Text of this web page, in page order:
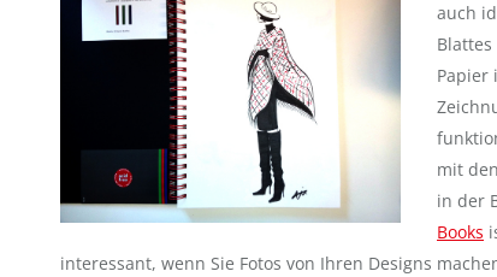
auch
Papier
mit
in der
Books
interessant, wenn Sie Fotos von Ihren Designs